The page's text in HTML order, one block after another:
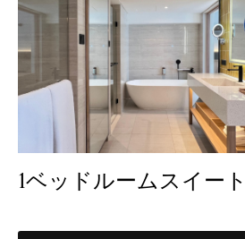
1ベッドルームスイート